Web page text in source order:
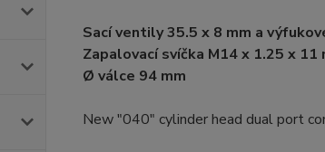
Sací ventily 35.5 x 8 mm a
Zapalovací svíčka M14 x 1.25 x 11
Ø válce 94 mm
New "040" cylinder head dual port